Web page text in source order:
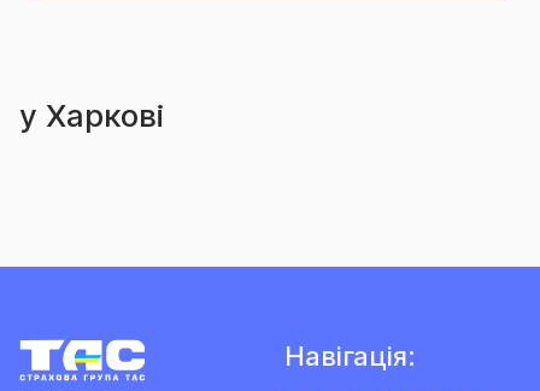
у Харкові
Навігація: